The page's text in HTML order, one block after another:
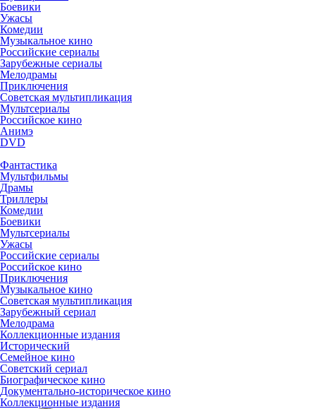
Боевики
Ужасы
Комедии
Музыкальное кино
Российские сериалы
Зарубежные сериалы
Мелодрамы
Приключения
Советская мультипликация
Мультсериалы
Российское кино
Анимэ
DVD
Фантастика
Мультфильмы
Драмы
Триллеры
Комедии
Боевики
Мультсериалы
Ужасы
Российские сериалы
Российское кино
Приключения
Музыкальное кино
Советская мультипликация
Зарубежный сериал
Мелодрама
Коллекционные издания
Исторический
Семейное кино
Советский сериал
Биографическое кино
Документально-историческое кино
Коллекционные издания